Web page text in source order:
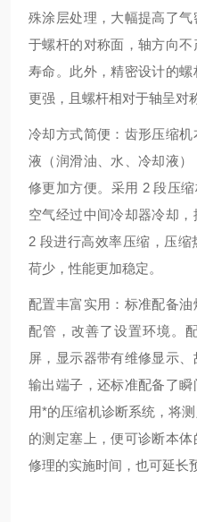
殊涂层处理，大幅提高了
于螺杆的对称面，轴方向
寿命。此外，精密设计的
更强，且螺杆相对于轴呈对
冷却方式简便：齿形压缩
液（润滑油、水、冷却液
修更加方便。采用 2 段压
空气经过中间冷却器冷却
2 段进行高效率压缩，压
荷少，性能更加稳定。
配置丰富实用：标准配备
配管，改善了设置环境。
屏，显示器带有维修显示
输出端子，还标准配备了
用*的压缩机诊断系统，将
的测定塞上，便可诊断本
修理的实施时间，也可延长